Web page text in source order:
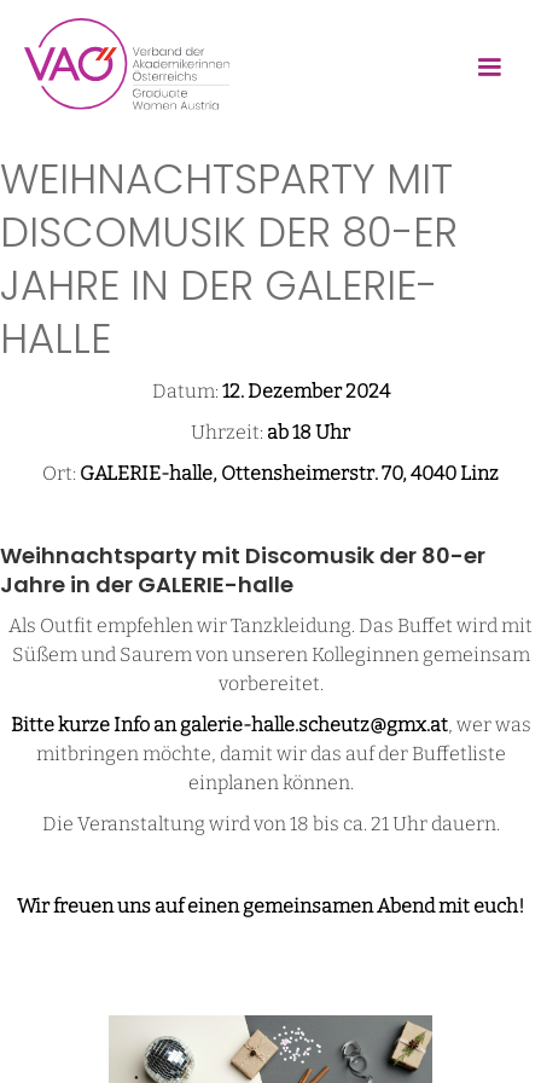
WEIHNACHTSPARTY MIT
DISCOMUSIK DER 80-ER
JAHRE IN DER GALERIE-
HALLE
Datum: 12. Dezember 2024
Uhrzeit: ab 18 Uhr
Ort: GALERIE-halle, Ottensheimerstr. 70, 4040 Linz
Weihnachtsparty mit Discomusik der 80-er
Jahre in der GALERIE-halle
Als Outfit empfehlen wir Tanzkleidung. Das Buffet wird mit
Süßem und Saurem von unseren Kolleginnen gemeinsam
vorbereitet.
Bitte kurze Info an galerie-halle.scheutz@gmx.at, wer was
mitbringen möchte, damit wir das auf der Buffetliste
einplanen können.
Die Veranstaltung wird von 18 bis ca. 21 Uhr dauern.
Wir freuen uns auf einen gemeinsamen Abend mit euch!